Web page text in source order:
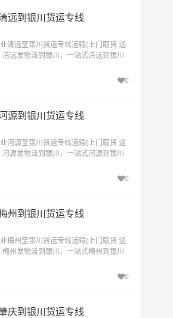
远到银川货运专线
清远至银川货运专线运输(上门取货 送
远发物流到银川，一站式清远到银川
0
源到银川货运专线
河源至银川货运专线运输(上门取货 送
源发物流到银川，一站式河源到银川
0
州到银川货运专线
梅州至银川货运专线运输(上门取货 送
州发物流到银川，一站式梅州到银川
0
庆到银川货运专线